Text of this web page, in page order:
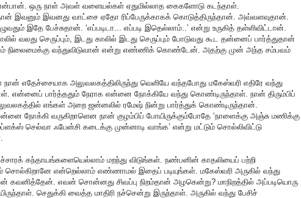
என்பான். ஒரு நாள் அவள் வளையல்கள் ஏதுமில்லாத கைகளோடு கடந்தாள்.
இவனும் இவனது வாட்சை ஏதோ ரிப்பேருக்காகக் கொடுத்திருந்தான். அவ்வளவுதான்.
இதே பேச்சுதான். ‘எப்படிடா... எப்படி இதெல்லாம்..’ என்று உருகித் தள்ளிவிட்டான்.
வலது செருப்பும், இடது காலில் இடது செருப்பும் போடுவது கூட தன்னைப் பார்த்துதான்
நிலைமைக்கு வந்துவிடுவான் என்று எண்ணிக் கொண்டேன். அதற்கு முன் அந்த சம்பவம்
எதேச்சையாக அலுவலகத்திலிருந்து வெளியே வந்தபோது மகேஸ்வரி எதிரே வந்து
என்னைப் பார்த்ததும் நேராக என்னை நோக்கியே வந்து கொண்டிருந்தாள். நான் திரும்பிப்
எங்கள் அறை ஜன்னலில் ரமேஷ் நின்று பார்த்துக் கொண்டிருந்தான்.
நோக்கி வருகிறாளென நான் குழம்பிப் போயிருக்கும்போதே ‘நாளைக்கு அஞ்சு மணிக்கு
செல்வா ஃபேன்சி கடைக்கு முன்னாடி வாங்க’ என்று மட்டும் சொல்லிவிட்டு
கந்தாயங்களையெல்லாம் மறந்து விடுங்கள். நண்பனின் காதலியைப் பற்றி
சொல்கிறானே என்றெல்லாம் எண்ணாமல் இதைப் படியுங்கள். மகேஸ்வரி அருகில் வந்து
கவனித்தேன். எவன் சொன்னது சிவப்பு நிறம்தான் அழகென்று? மாநிறத்தில் அப்படியொரு
செதுக்கி வைத்த மாதிரி நச்சென்று இருந்தாள். அருகில் வந்து பேசிச்